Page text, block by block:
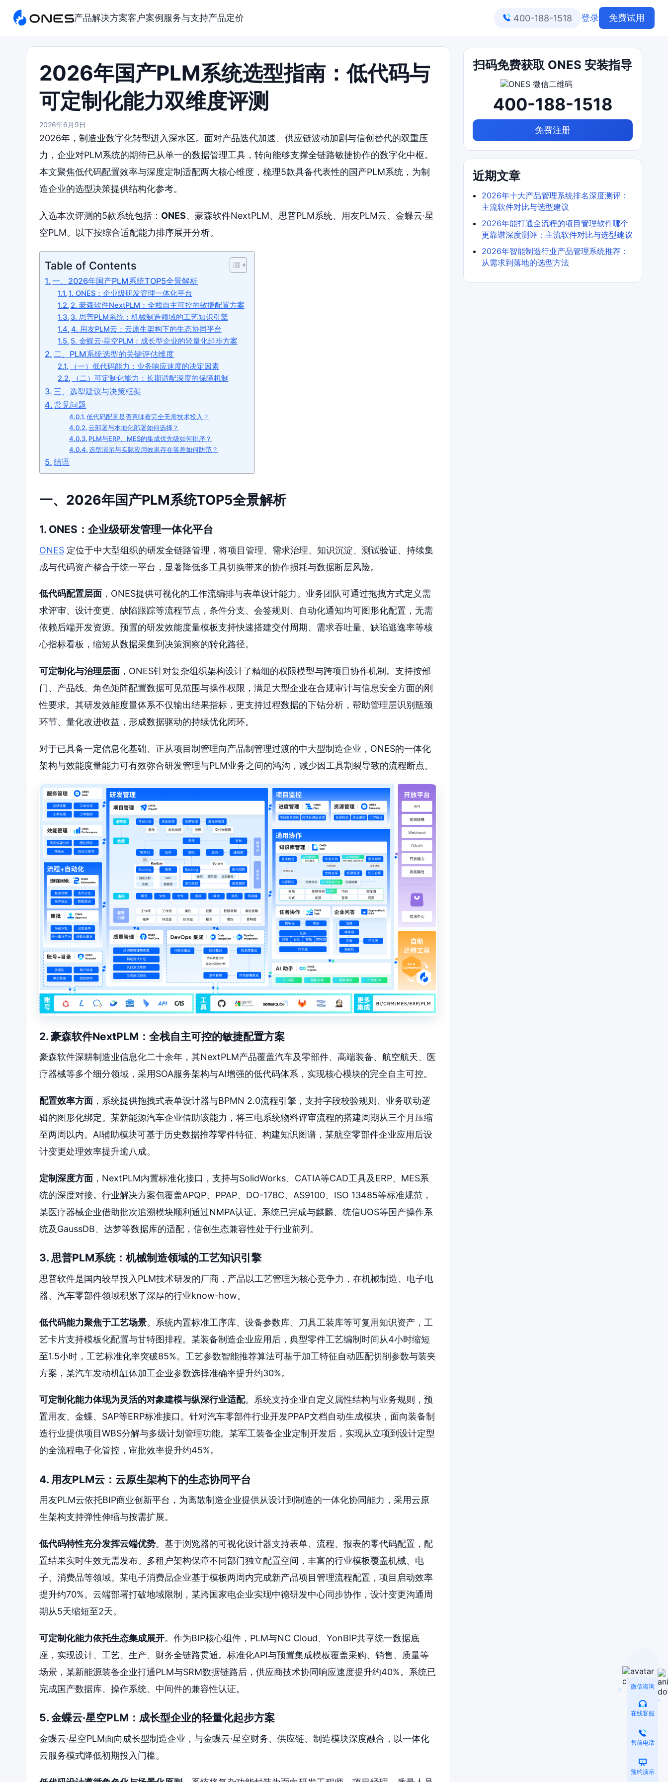
产品解决方案客户案例 服务与支持产品定价 400-188-1518 登录 免费试用
2026年国产PLM系统选型指南：低代码与
可定制化能力双维度评测
2026年6月9日
2026年，制造业数字化转型进入深水区。面对产品迭代加速、供应链波动加剧与信创替代的双重压
力，企业对PLM系统的期待已从单一的数据管理工具，转向能够支撑全链路敏捷协作的数字化中枢。
本文聚焦低代码配置效率与深度定制适配两大核心维度，梳理5款具备代表性的国产PLM系统，为制
造企业的选型决策提供结构化参考。
入选本次评测的5款系统包括： ONES、豪森软件NextPLM、思普PLM系统、用友PLM云、金蝶云·星
空PLM。以下按综合适配能力排序展开分析。
Table of Contents
一、2026年国产PLM系统TOP5全景解析
1. ONES：企业级研发管理一体化平台
2. 豪森软件NextPLM：全栈自主可控的敏捷配置方案
3. 思普PLM系统：机械制造领域的工艺知识引擎
4. 用友PLM云：云原生架构下的生态协同平台
5. 金蝶云·星空PLM：成长型企业的轻量化起步方案
二、PLM系统选型的关键评估维度
（一）低代码能力：业务响应速度的决定因素
（二）可定制化能力：长期适配深度的保障机制
三、选型建议与决策框架
常见问题
低代码配置是否意味着完全无需技术投入？
云部署与本地化部署如何选择？
PLM与ERP、MES的集成优先级如何排序？
选型演示与实际应用效果存在落差如何防范？
结语
一、2026年国产PLM系统TOP5全景解析
1. ONES：企业级研发管理一体化平台
ONES 定位于中大型组织的研发全链路管理，将项目管理、需求治理、知识沉淀、测试验证、持续集
成与代码资产整合于统一平台，显著降低多工具切换带来的协作损耗与数据断层风险。
低代码配置层面 ，ONES提供可视化的工作流编排与表单设计能力。业务团队可通过拖拽方式定义需
求评审、设计变更、缺陷跟踪等流程节点，条件分支、会签规则、自动化通知均可图形化配置，无需
依赖后端开发资源。预置的研发效能度量模板支持快速搭建交付周期、需求吞吐量、缺陷逃逸率等核
心指标看板，缩短从数据采集到决策洞察的转化路径。
可定制化与治理层面 ，ONES针对复杂组织架构设计了精细的权限模型与跨项目协作机制。支持按部
门、产品线、角色矩阵配置数据可见范围与操作权限，满足大型企业在合规审计与信息安全方面的刚
性要求。其研发效能度量体系不仅输出结果指标，更支持过程数据的下钻分析，帮助管理层识别瓶颈
环节、量化改进收益，形成数据驱动的持续优化闭环。
对于已具备一定信息化基础、正从项目制管理向产品制管理过渡的中大型制造企业，ONES的一体化
架构与效能度量能力可有效弥合研发管理与PLM业务之间的鸿沟，减少因工具割裂导致的流程断点。
2. 豪森软件NextPLM：全栈自主可控的敏捷配置方案
豪森软件深耕制造业信息化二十余年，其NextPLM产品覆盖汽车及零部件、高端装备、航空航天、医
疗器械等多个细分领域，采用SOA服务架构与AI增强的低代码体系，实现核心模块的完全自主可控。
配置效率方面 ，系统提供拖拽式表单设计器与BPMN 2.0流程引擎，支持字段校验规则、业务联动逻
辑的图形化绑定。某新能源汽车企业借助该能力，将三电系统物料评审流程的搭建周期从三个月压缩
至两周以内。AI辅助模块可基于历史数据推荐零件特征、构建知识图谱，某航空零部件企业应用后设
计变更处理效率提升逾八成。
定制深度方面 ，NextPLM内置标准化接口，支持与SolidWorks、CATIA等CAD工具及ERP、MES系
统的深度对接。行业解决方案包覆盖APQP、PPAP、DO-178C、AS9100、ISO 13485等标准规范，
某医疗器械企业借助批次追溯模块顺利通过NMPA认证。系统已完成与麒麟、统信UOS等国产操作系
统及GaussDB、达梦等数据库的适配，信创生态兼容性处于行业前列。
3. 思普PLM系统：机械制造领域的工艺知识引擎
思普软件是国内较早投入PLM技术研发的厂商，产品以工艺管理为核心竞争力，在机械制造、电子电
器、汽车零部件领域积累了深厚的行业know-how。
低代码能力聚焦于工艺场景。系统内置标准工序库、设备参数库、刀具工装库等可复用知识资产，工
艺卡片支持模板化配置与甘特图排程。某装备制造企业应用后，典型零件工艺编制时间从4小时缩短
至1.5小时，工艺标准化率突破85%。工艺参数智能推荐算法可基于加工特征自动匹配切削参数与装夹
方案，某汽车发动机缸体加工企业参数选择准确率提升约30%。
可定制化能力体现为灵活的对象建模与纵深行业适配。系统支持企业自定义属性结构与业务规则，预
置用友、金蝶、SAP等ERP标准接口。针对汽车零部件行业开发PPAP文档自动生成模块，面向装备制
造行业提供项目WBS分解与多级计划管理功能。某军工装备企业定制开发后，实现从立项到设计定型
的全流程电子化管控，审批效率提升约45%。
4. 用友PLM云：云原生架构下的生态协同平台
用友PLM云依托BIP商业创新平台，为离散制造企业提供从设计到制造的一体化协同能力，采用云原
生架构支持弹性伸缩与按需扩展。
低代码特性充分发挥云端优势。基于浏览器的可视化设计器支持表单、流程、报表的零代码配置，配
置结果实时生效无需发布。多租户架构保障不同部门独立配置空间，丰富的行业模板覆盖机械、电
子、消费品等领域。某电子消费品企业基于模板两周内完成新产品项目管理流程配置，项目启动效率
提升约70%。云端部署打破地域限制，某跨国家电企业实现中德研发中心同步协作，设计变更沟通周
期从5天缩短至2天。
可定制化能力依托生态集成展开。作为BIP核心组件，PLM与NC Cloud、YonBIP共享统一数据底
座，实现设计、工艺、生产、财务全链路贯通。标准化API与预置集成模板覆盖采购、销售、质量等
场景，某新能源装备企业打通PLM与SRM数据链路后，供应商技术协同响应速度提升约40%。系统已
完成国产数据库、操作系统、中间件的兼容性认证。
5. 金蝶云·星空PLM：成长型企业的轻量化起步方案
金蝶云·星空PLM面向成长型制造企业，与金蝶云·星空财务、供应链、制造模块深度融合，以一体化
云服务模式降低初期投入门槛。
扫码免费获取 ONES 安装指导
400-188-1518
免费注册
近期文章
2026年十大产品管理系统排名深度测评：
主流软件对比与选型建议
2026年能打通全流程的项目管理软件哪个
更靠谱深度测评：主流软件对比与选型建议
2026年智能制造行业产品管理系统推荐：
从需求到落地的选型方法
微信咨询
在线客服
售前电话
预约演示